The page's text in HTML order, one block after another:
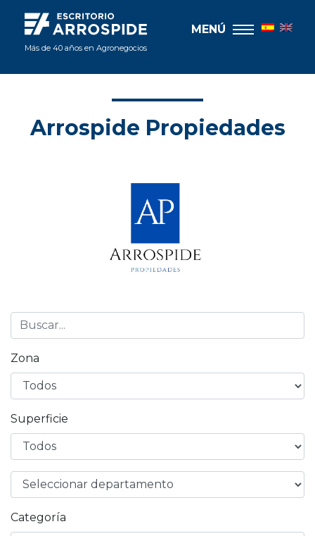
Más de 40 años en Agronegocios
MENÚ
Arrospide Propiedades
Zona
Superficie
Categoría